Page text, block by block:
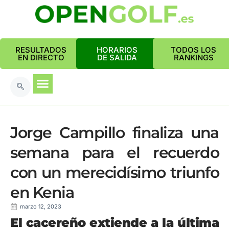
RESULTADOS
EN DIRECTO
HORARIOS
DE SALIDA
TODOS LOS
RANKINGS
Jorge Campillo finaliza una
semana para el recuerdo
con un merecidísimo triunfo
en Kenia
marzo 12, 2023
El cacereño extiende a la última